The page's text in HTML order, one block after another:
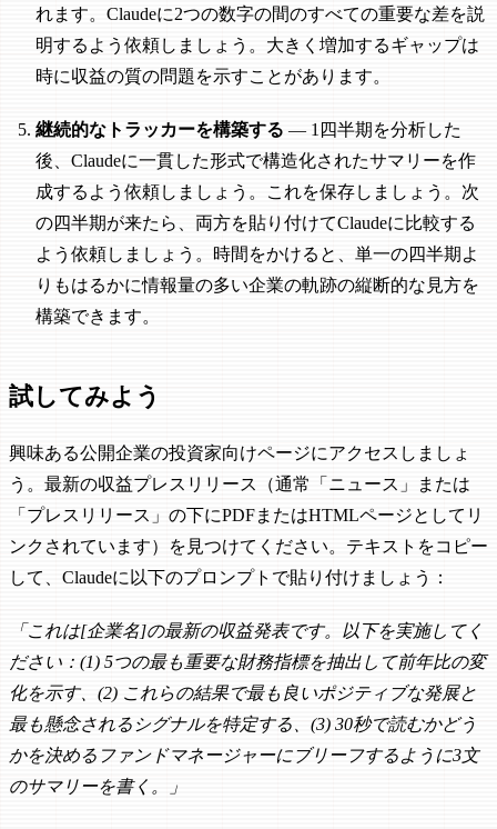
れます。Claudeに2つの数字の間のすべての重要な差を説
明するよう依頼しましょう。大きく増加するギャップは
時に収益の質の問題を示すことがあります。
継続的なトラッカーを構築する — 1四半期を分析した
後、Claudeに一貫した形式で構造化されたサマリーを作
成するよう依頼しましょう。これを保存しましょう。次
の四半期が来たら、両方を貼り付けてClaudeに比較する
よう依頼しましょう。時間をかけると、単一の四半期よ
りもはるかに情報量の多い企業の軌跡の縦断的な見方を
構築できます。
試してみよう
興味ある公開企業の投資家向けページにアクセスしましょ
う。最新の収益プレスリリース（通常「ニュース」または
「プレスリリース」の下にPDFまたはHTMLページとしてリ
ンクされています）を見つけてください。テキストをコピー
して、Claudeに以下のプロンプトで貼り付けましょう：
「これは[企業名]の最新の収益発表です。以下を実施してく
ださい：(1) 5つの最も重要な財務指標を抽出して前年比の変
化を示す、(2) これらの結果で最も良いポジティブな発展と
最も懸念されるシグナルを特定する、(3) 30秒で読むかどう
かを決めるファンドマネージャーにブリーフするように3文
のサマリーを書く。」